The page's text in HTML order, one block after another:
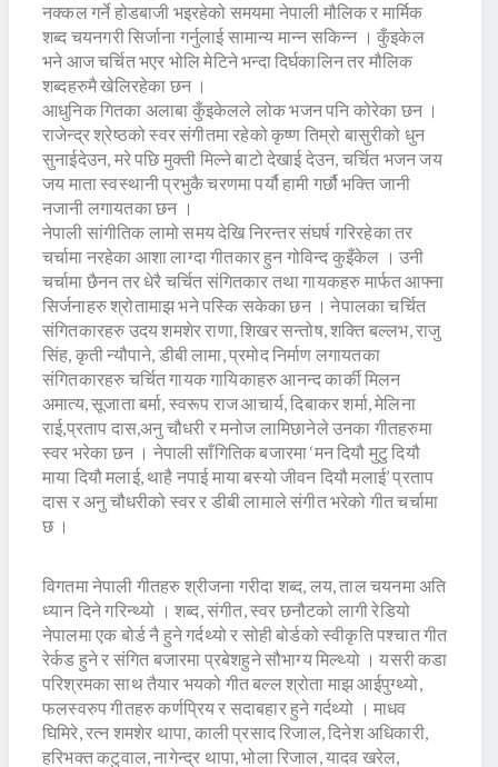
नक्कल गर्ने होडबाजी भइरहेको समयमा नेपाली मौलिक र मार्मिक
शब्द चयनगरी सिर्जाना गर्नुलाई सामान्य मान्न सकिन्न । कुँइकेल
भने आज चर्चित भएर भोलि मेटिने भन्दा दिर्घकालिन तर मौलिक
शब्दहरुमै खेलिरहेका छन ।
आधुनिक गितका अलाबा कुँइकेलले लोक भजन पनि कोरेका छन ।
राजेन्द्र श्रेष्ठको स्वर संगीतमा रहेको कृष्ण तिम्रो बासुरीको धुन
सुनाईदेउन, मरे पछि मुक्ती मिल्ने बाटो देखाई देउन, चर्चित भजन जय
जय माता स्वस्थानी प्रभुकै चरणमा पर्यौ हामी गर्छौ भक्ति जानी
नजानी लगायतका छन ।
नेपाली सांगीतिक लामो समय देखि निरन्तर संघर्ष गरिरहेका तर
चर्चामा नरहेका आशा लाग्दा गीतकार हुन गोविन्द कुइँकेल । उनी
चर्चामा छैनन तर धेरै चर्चित संगितकार तथा गायकहरु मार्फत आफ्ना
सिर्जनाहरु श्रोतामाझ भने पस्कि सकेका छन । नेपालका चर्चित
संगितकारहरु उदय शमशेर राणा, शिखर सन्तोष, शक्ति बल्लभ, राजु
सिंह, कृती न्यौपाने, डीबी लामा, प्रमोद निर्माण लगायतका
संगितकारहरु चर्चित गायक गायिकाहरु आनन्द कार्की मिलन
अमात्य, सूजाता बर्मा, स्वरूप राज आचार्य, दिबाकर शर्मा, मेलिना
राई,प्रताप दास,अनु चौधरी र मनोज लामिछानेले उनका गीतहरुमा
स्वर भरेका छन । नेपाली साँगितिक बजारमा ‘मन दियौ मुटु दियौ
माया दियौ मलाई, थाहै नपाई माया बस्यो जीवन दियौ मलाई’ प्रताप
दास र अनु चौधरीको स्वर र डीबी लामाले संगीत भरेको गीत चर्चामा
छ ।
विगतमा नेपाली गीतहरु श्रीजना गरीदा शब्द, लय, ताल चयनमा अति
ध्यान दिने गरिन्थ्यो । शब्द, संगीत, स्वर छनौटको लागी रेडियो
नेपालमा एक बोर्ड नै हुने गर्दथ्यो र सोही बोर्डको स्वीकृति पश्चात गीत
रेर्कड हुने र संगित बजारमा प्रबेशहुने सौभाग्य मिल्थ्यो । यसरी कडा
परिश्रमका साथ तैयार भयको गीत बल्ल श्रोता माझ आईपुग्थ्यो,
फलस्वरुप गीतहरु कर्णप्रिय र सदाबहार हुने गर्दथ्यो । माधव
घिमिरे, रत्न शमशेर थापा, काली प्रसाद रिजाल, दिनेश अधिकारी,
हरिभक्त कटुवाल, नागेन्द्र थापा, भोला रिजाल, यादव खरेल,